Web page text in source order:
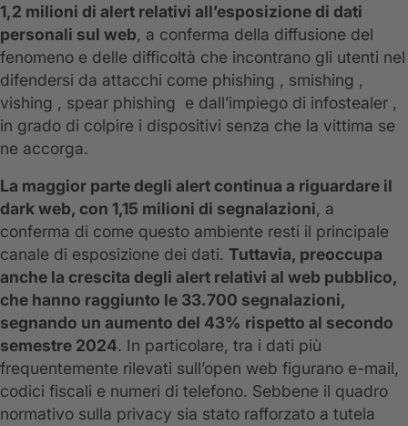
1,2 milioni di alert relativi all’esposizione di dati
personali sul web, a conferma della diffusione del
fenomeno e delle difficoltà che incontrano gli utenti nel
difendersi da attacchi come phishing , smishing ,
vishing , spear phishing e dall’impiego di infostealer ,
in grado di colpire i dispositivi senza che la vittima se
ne accorga.
La maggior parte degli alert continua a riguardare il
dark web, con 1,15 milioni di segnalazioni, a
conferma di come questo ambiente resti il principale
canale di esposizione dei dati. Tuttavia, preoccupa
anche la crescita degli alert relativi al web pubblico,
che hanno raggiunto le 33.700 segnalazioni,
segnando un aumento del 43% rispetto al secondo
semestre 2024. In particolare, tra i dati più
frequentemente rilevati sull’open web figurano e-mail,
codici fiscali e numeri di telefono. Sebbene il quadro
normativo sulla privacy sia stato rafforzato a tutela